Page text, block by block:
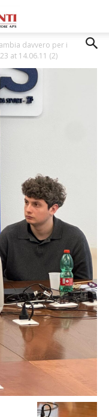
davvero per i
at 14.06.11 (2)